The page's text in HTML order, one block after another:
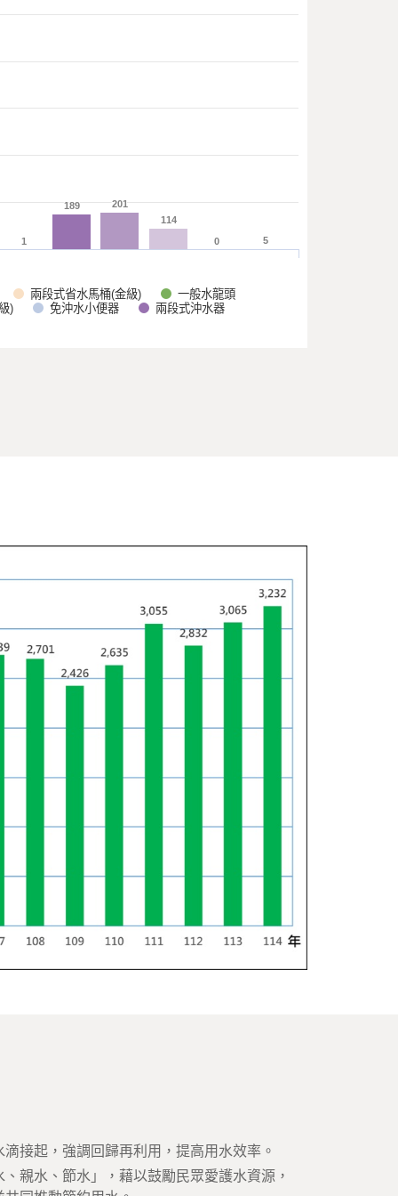
11
189
189 201
201
114
114
0
0 5
5
兩段式省水馬桶(金級)
一般水龍頭
) 免沖水小便器
兩段式沖水器
接起，強調回歸再利用，提高用水效率。
親水、節水」，藉以鼓勵民眾愛護水資源，